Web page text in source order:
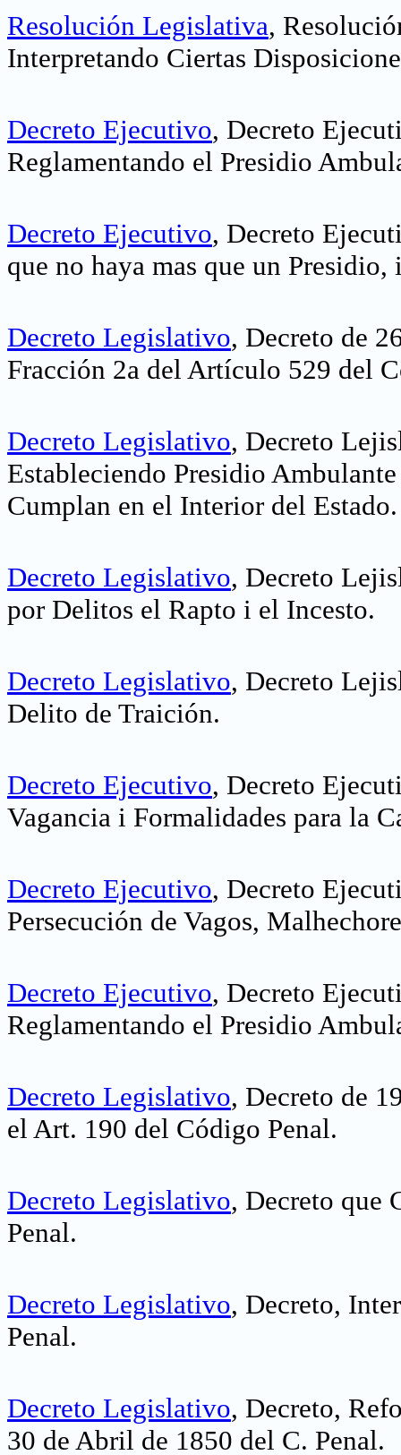
Resolución Legislativa,
Interpretando Ciertas
Decreto Ejecutivo, Decreto
Reglamentando el Presidio
Decreto Ejecutivo, Decreto
que no haya mas que un
Decreto Legislativo, Decreto de
Fracción 2a del Artículo 529 del
Decreto Legislativo, Decreto
Estableciendo Presidio
Cumplan en el Interior del Estado.
Decreto Legislativo, Decreto
por Delitos el Rapto i el Incesto.
Decreto Legislativo, Decreto
Delito de Traición.
Decreto Ejecutivo, Decreto
Vagancia i Formalidades para la
Decreto Ejecutivo, Decreto
Persecución de Vagos,
Decreto Ejecutivo, Decreto
Reglamentando el Presidio
Decreto Legislativo, Decreto de
el Art. 190 del Código Penal.
Decreto Legislativo, Decreto que
Penal.
Decreto Legislativo, Decreto,
Penal.
Decreto Legislativo, Decreto,
30 de Abril de 1850 del C. Penal.